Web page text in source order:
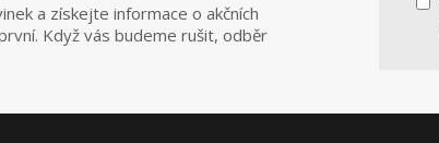
a získejte informace o akčních
Když vás budeme rušit, odběr